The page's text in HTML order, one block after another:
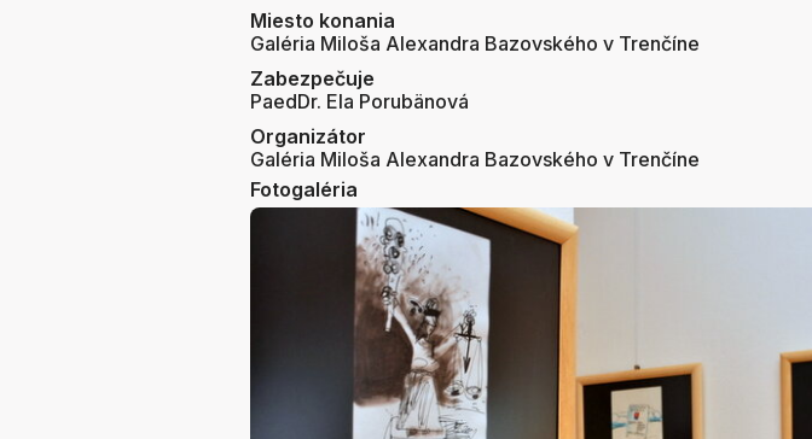
Miesto konania
Galéria Miloša Alexandra Bazovského v Trenčíne
Zabezpečuje
PaedDr. Ela Porubänová
Organizátor
Galéria Miloša Alexandra Bazovského v Trenčíne
Fotogaléria